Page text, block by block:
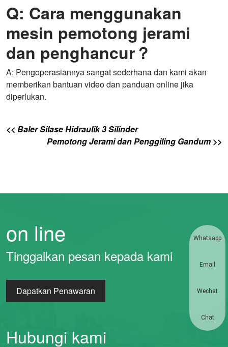
Q: Cara menggunakan
mesin pemotong jerami
dan penghancur？
A: Pengoperasiannya sangat sederhana dan kami akan
memberikan bantuan video dan panduan online jika
diperlukan.
<< Baler Silase Hidraulik 3 Silinder
Pemotong Jerami dan Penggiling Gandum >>
on line
Tinggalkan pesan kepada kami
Dapatkan Penawaran
Hubungi kami
Whatsapp
Email
Wechat
Chat